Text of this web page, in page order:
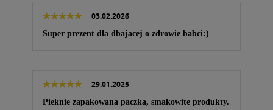
03.02.2026
Super prezent dla dbajacej o zdrowie babci:)
29.01.2025
Pieknie zapakowana paczka, smakowite produkty.